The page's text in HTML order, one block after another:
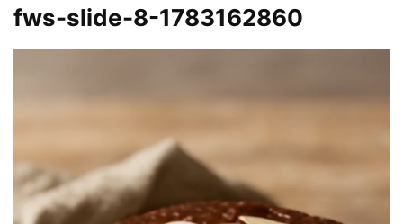
fws-slide-8-1783162860